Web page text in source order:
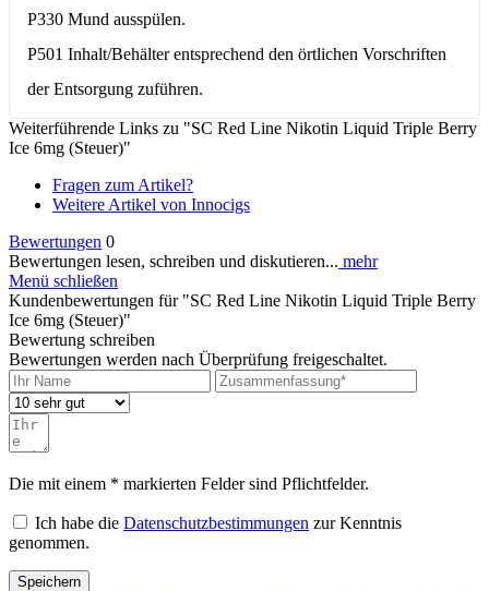
P330 Mund ausspülen.
P501 Inhalt/Behälter entsprechend den örtlichen Vorschriften
der Entsorgung zuführen.
Weiterführende Links zu "SC Red Line Nikotin Liquid Triple Berry
Ice 6mg (Steuer)"
Fragen zum Artikel?
Weitere Artikel von Innocigs
Bewertungen 0
Bewertungen lesen, schreiben und diskutieren... mehr
Menü schließen
Kundenbewertungen für "SC Red Line Nikotin Liquid Triple Berry
Ice 6mg (Steuer)"
Bewertung schreiben
Bewertungen werden nach Überprüfung freigeschaltet.
Die mit einem * markierten Felder sind Pflichtfelder.
Ich habe die Datenschutzbestimmungen zur Kenntnis
genommen.
Speichern